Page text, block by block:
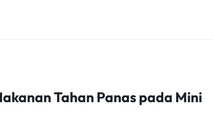
Tahan Panas pada Mini